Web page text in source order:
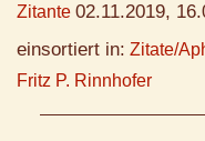
Zitante 02.11.2019,
einsortiert in: Zitate/
Fritz P. Rinnhofer